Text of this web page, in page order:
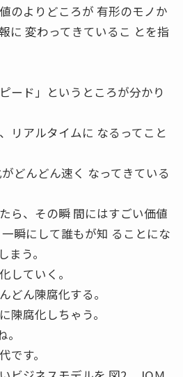
のよりどころが 有形のモノか
に 変わってきているこ とを指
ード」というところが分かり
リアルタイムに なるってこと
どんどん速く なってきている
ら、その瞬 間にはすごい価値
瞬にして誰もが知 ることにな
まう。
していく。
どん陳腐化する。
陳腐化しちゃう。
です。